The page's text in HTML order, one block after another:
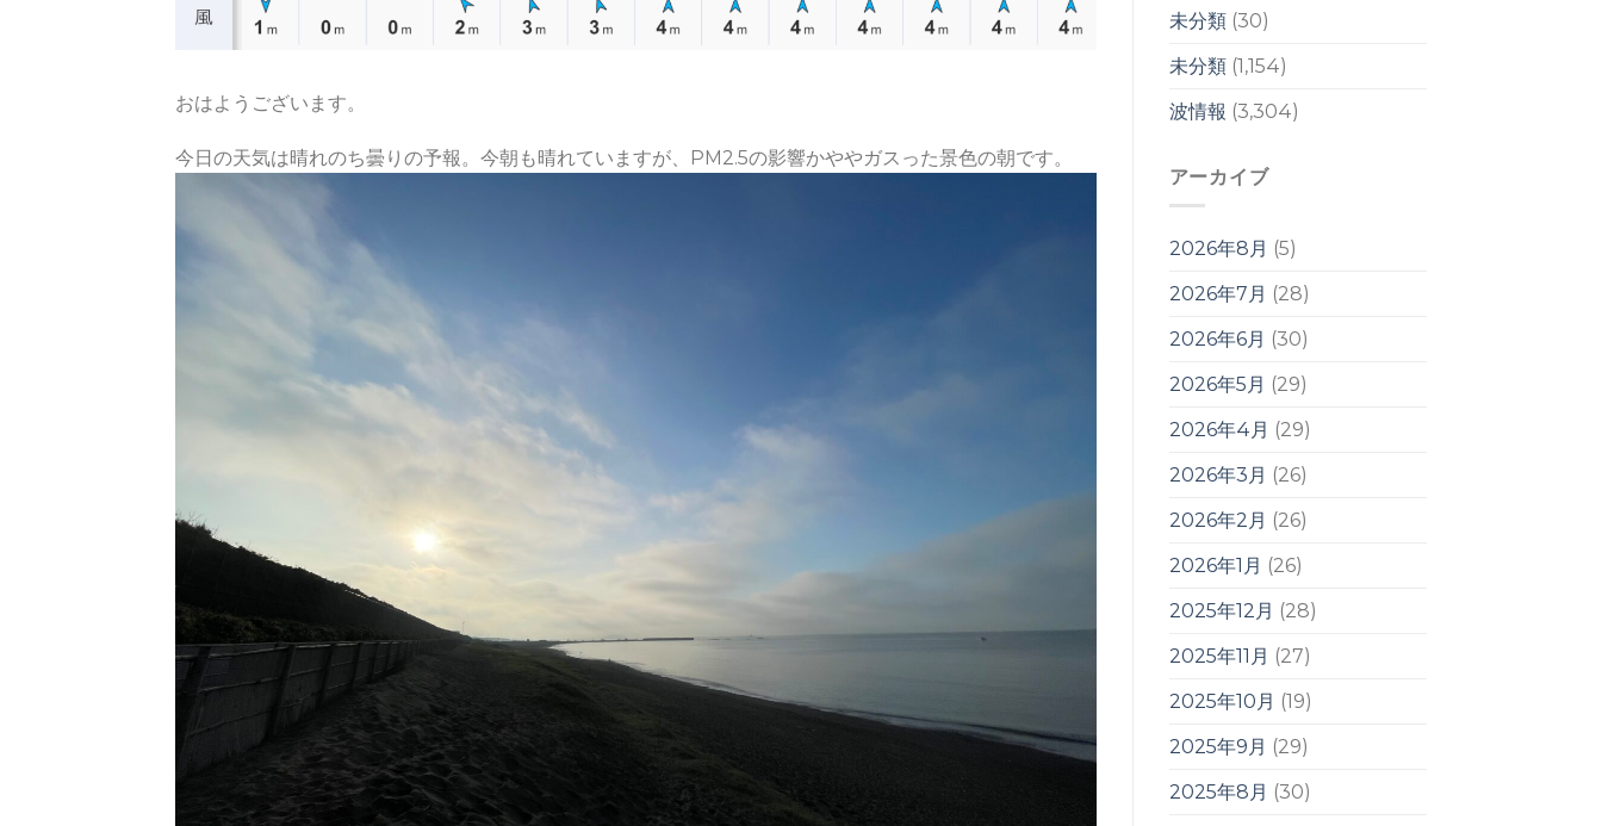
おはようございます。
今日の天気は晴れのち曇りの予報。今朝も晴れていますが、PM2.5の影響かややガスった景色の朝です。
未分類(30)
未分類(1,154)
波情報 (3,304)
アーカイブ
2026年8月 (5)
2026年7月 (28)
2026年6月 (30)
2026年5月 (29)
2026年4月 (29)
2026年3月 (26)
2026年2月 (26)
2026年1月 (26)
2025年12月 (28)
2025年11月 (27)
2025年10月 (19)
2025年9月 (29)
2025年8月 (30)